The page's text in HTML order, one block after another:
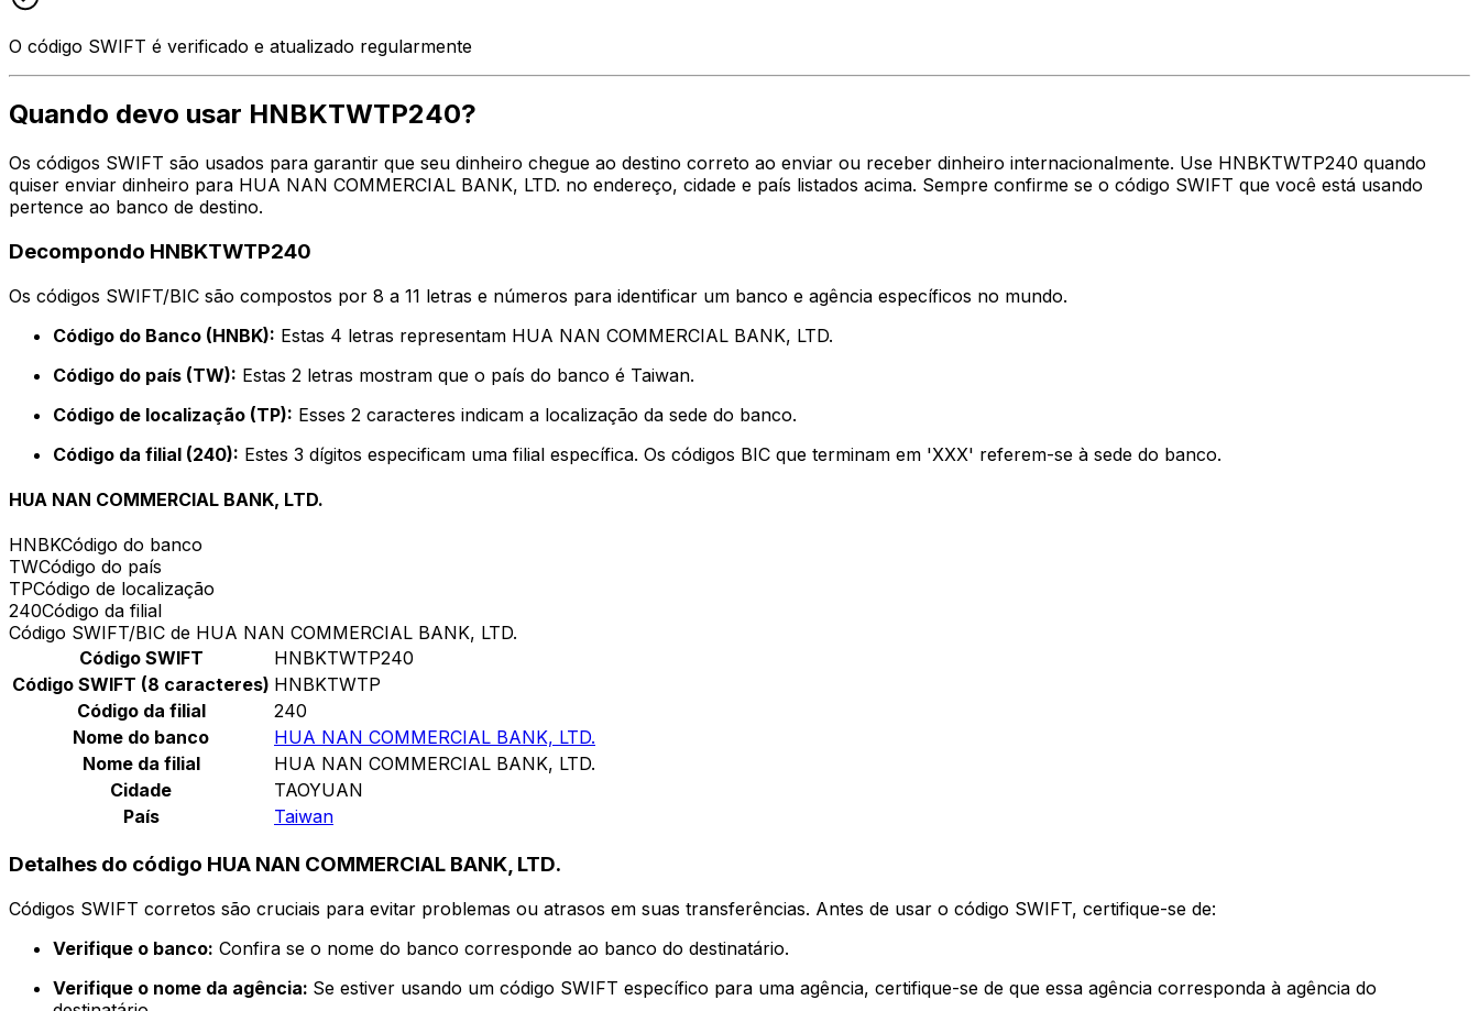
O código SWIFT é verificado e atualizado regularmente
Quando devo usar HNBKTWTP240?
Os códigos SWIFT são usados para garantir que seu dinheiro chegue ao destino correto ao enviar ou receber dinheiro internacionalmente. Use HNBKTWTP240 quando
quiser enviar dinheiro para HUA NAN COMMERCIAL BANK, LTD. no endereço, cidade e país listados acima. Sempre confirme se o código SWIFT que você está usando
pertence ao banco de destino.
Decompondo HNBKTWTP240
Os códigos SWIFT/BIC são compostos por 8 a 11 letras e números para identificar um banco e agência específicos no mundo.
Código do Banco (HNBK): Estas 4 letras representam HUA NAN COMMERCIAL BANK, LTD.
Código do país (TW): Estas 2 letras mostram que o país do banco é Taiwan.
Código de localização (TP): Esses 2 caracteres indicam a localização da sede do banco.
Código da filial (240): Estes 3 dígitos especificam uma filial específica. Os códigos BIC que terminam em 'XXX' referem-se à sede do banco.
HUA NAN COMMERCIAL BANK, LTD.
HNBKCódigo do banco
TWCódigo do país
TPCódigo de localização
240Código da filial
Código SWIFT/BIC de HUA NAN COMMERCIAL BANK, LTD.
Código SWIFT
HNBKTWTP240
Código SWIFT (8 caracteres) HNBKTWTP
Código da filial
240
Nome do banco
HUA NAN COMMERCIAL BANK, LTD.
Nome da filial
HUA NAN COMMERCIAL BANK, LTD.
Cidade
TAOYUAN
País
Taiwan
Detalhes do código HUA NAN COMMERCIAL BANK, LTD.
Códigos SWIFT corretos são cruciais para evitar problemas ou atrasos em suas transferências. Antes de usar o código SWIFT, certifique-se de:
Verifique o banco: Confira se o nome do banco corresponde ao banco do destinatário.
Verifique o nome da agência: Se estiver usando um código SWIFT específico para uma agência, certifique-se de que essa agência corresponda à agência do